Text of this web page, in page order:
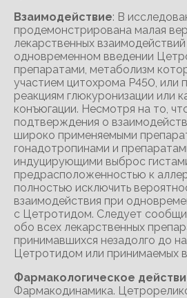
Взаимодействие: В
продемонстрирована малая
лекарственных
одновременном введении
препаратами, метаболизм
участием цитохрома Р450, или
реакциям глюкуронизации или
конъюгации. Несмотря на то,
подтверждения о
широко применяемыми
гонадотропинами и
индуцирующими выброс
предрасположенностью к
полностью исключить
взаимодействия при
с Цетротидом. Следует
обо всех лекарственных
принимавшихся незадолго до
Цетротидом или принимаемых
Фармакологическое
Фармакодинамика.